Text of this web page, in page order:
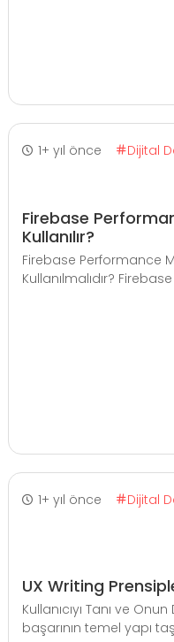
1+ yıl önce Dijital
Firebase
Kullanılır?
Firebase Performance
Kullanılmalıdır?
1+ yıl önce Dijital
UX Writing
Kullanıcıyı Tanı ve
başarının temel yapı